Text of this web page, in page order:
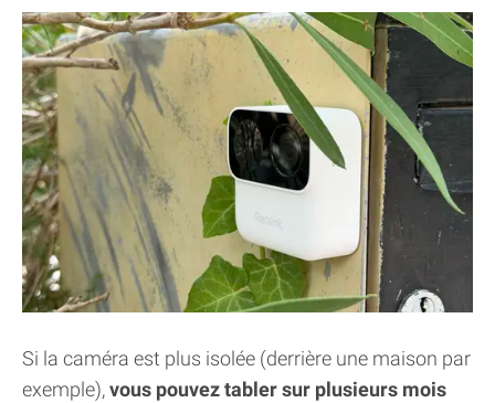
Si la caméra est plus isolée (derrière une maison par
exemple),vous pouvez tabler sur plusieurs mois